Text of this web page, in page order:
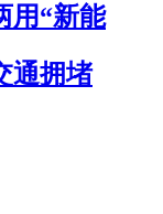
用“新能
通拥堵